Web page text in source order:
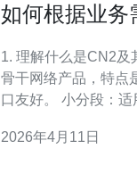
如何根据业务
1. 理解什么是CN2及
骨干网络产品，特点
口友好。 小分段：
CN2在国内到香港的
2026年4月11日